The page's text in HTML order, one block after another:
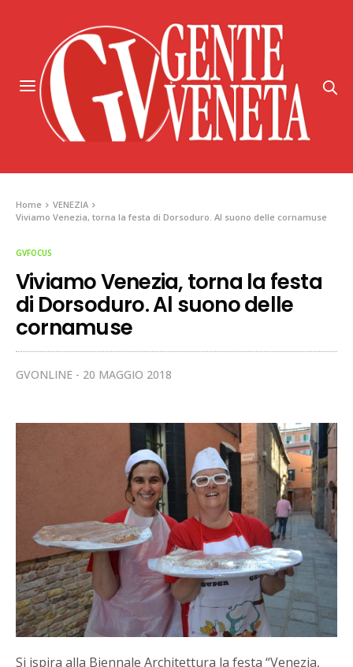
Home
VENEZIA
Viviamo Venezia, torna la festa di Dorsoduro. Al suono delle cornamuse
GVFOCUS
Viviamo Venezia, torna la festa
di Dorsoduro. Al suono delle
cornamuse
GVONLINE 20 MAGGIO 2018
Si ispira alla Biennale Architettura la festa “Venezia,